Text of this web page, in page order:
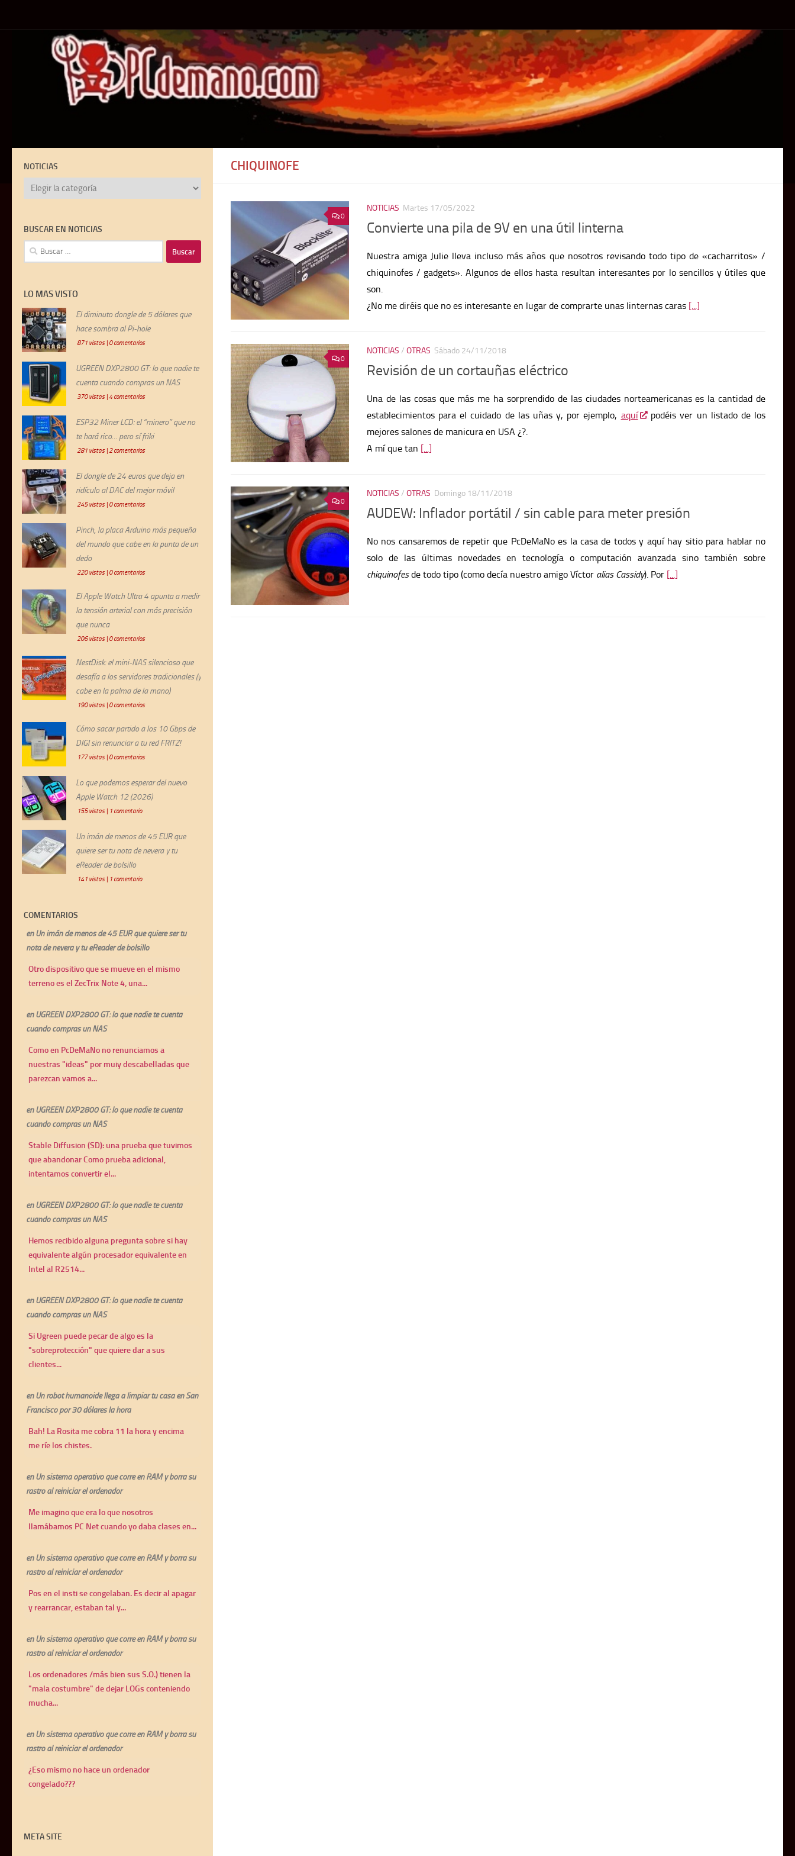
CHIQUINOFE
0
NOTICIAS Martes 17/05/2022
Convierte una pila de 9V en una útil linterna
Nuestra amiga Julie lleva incluso más años que nosotros revisando todo tipo de «cacharritos» /
chiquinofes / gadgets». Algunos de ellos hasta resultan interesantes por lo sencillos y útiles que
son.
¿No me diréis que no es interesante en lugar de comprarte unas linternas caras [...]
0
NOTICIAS / OTRAS Sábado 24/11/2018
Revisión de un cortauñas eléctrico
Una de las cosas que más me ha sorprendido de las ciudades norteamericanas es la cantidad de
establecimientos para el cuidado de las uñas y, por ejemplo, aquí
podéis ver un listado de los
mejores salones de manicura en USA ¿?.
A mí que tan [...]
0
NOTICIAS / OTRAS Domingo 18/11/2018
AUDEW: Inflador portátil / sin cable para meter presión
No nos cansaremos de repetir que PcDeMaNo es la casa de todos y aquí hay sitio para hablar no
solo de las últimas novedades en tecnología o computación avanzada sino también sobre
chiquinofesde todo tipo (como decía nuestro amigo Víctor alias Cassidy). Por [...]
NOTICIAS
NOTICIAS
BUSCAR EN NOTICIAS
Buscar:
LO MAS VISTO
El diminuto dongle de 5 dólares que
hace sombra al Pi-hole
871 vistas| 0 comentarios
UGREEN DXP2800 GT: lo que nadie te
cuenta cuando compras un NAS
370 vistas| 4 comentarios
ESP32 Miner LCD: el “minero” que no
te hará rico… pero sí friki
281 vistas| 2 comentarios
El dongle de 24 euros que deja en
ridículo al DAC del mejor móvil
245 vistas| 0 comentarios
Pinch, la placa Arduino más pequeña
del mundo que cabe en la punta de un
dedo
220 vistas| 0 comentarios
El Apple Watch Ultra 4 apunta a medir
la tensión arterial con más precisión
que nunca
206 vistas| 0 comentarios
NestDisk: el mini-NAS silencioso que
desafía a los servidores tradicionales (y
cabe en la palma de la mano)
190 vistas| 0 comentarios
Cómo sacar partido a los 10 Gbps de
DIGI sin renunciar a tu red FRITZ!
177 vistas| 0 comentarios
Lo que podemos esperar del nuevo
Apple Watch 12 (2026)
155 vistas| 1 comentario
Un imán de menos de 45 EUR que
quiere ser tu nota de nevera y tu
eReader de bolsillo
141 vistas| 1 comentario
COMENTARIOS
enUn imán de menos de 45 EUR que quiere ser tu
nota de nevera y tu eReader de bolsillo
Otro dispositivo que se mueve en el mismo
terreno es el ZecTrix Note 4, una...
enUGREEN DXP2800 GT: lo que nadie te cuenta
cuando compras un NAS
Como en PcDeMaNo no renunciamos a
nuestras "ideas" por muiy descabelladas que
parezcan vamos a...
enUGREEN DXP2800 GT: lo que nadie te cuenta
cuando compras un NAS
Stable Diffusion (SD): una prueba que tuvimos
que abandonar Como prueba adicional,
intentamos convertir el...
enUGREEN DXP2800 GT: lo que nadie te cuenta
cuando compras un NAS
Hemos recibido alguna pregunta sobre si hay
equivalente algún procesador equivalente en
Intel al R2514...
enUGREEN DXP2800 GT: lo que nadie te cuenta
cuando compras un NAS
Si Ugreen puede pecar de algo es la
"sobreprotección" que quiere dar a sus
clientes...
enUn robot humanoide llega a limpiar tu casa en San
Francisco por 30 dólares la hora
Bah! La Rosita me cobra 11 la hora y encima
me ríe los chistes.
enUn sistema operativo que corre en RAM y borra su
rastro al reiniciar el ordenador
Me imagino que era lo que nosotros
llamábamos PC Net cuando yo daba clases en...
enUn sistema operativo que corre en RAM y borra su
rastro al reiniciar el ordenador
Pos en el insti se congelaban. Es decir al apagar
y rearrancar, estaban tal y...
enUn sistema operativo que corre en RAM y borra su
rastro al reiniciar el ordenador
Los ordenadores /más bien sus S.O.) tienen la
"mala costumbre" de dejar LOGs conteniendo
mucha...
enUn sistema operativo que corre en RAM y borra su
rastro al reiniciar el ordenador
¿Eso mismo no hace un ordenador
congelado???
META SITE